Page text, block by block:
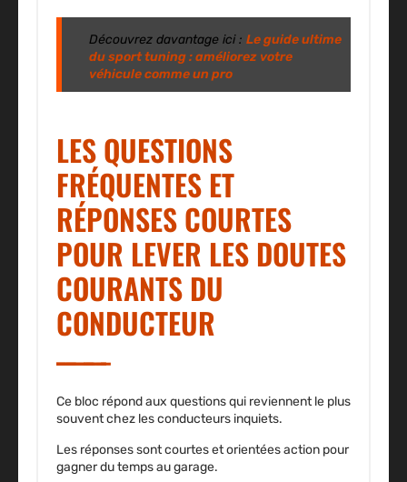
Découvrez davantage ici : Le guide ultime
du sport tuning : améliorez votre
véhicule comme un pro
LES QUESTIONS
FRÉQUENTES ET
RÉPONSES COURTES
POUR LEVER LES DOUTES
COURANTS DU
CONDUCTEUR
Ce bloc répond aux questions qui reviennent le plus
souvent chez les conducteurs inquiets.
Les réponses sont courtes et orientées action pour
gagner du temps au garage.